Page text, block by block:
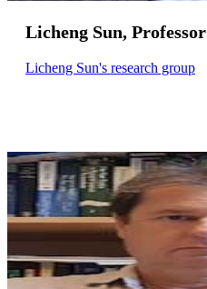
Licheng Sun, Professor
Licheng Sun's research group